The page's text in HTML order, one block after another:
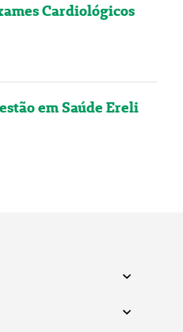
Cardiológicos
em Saúde Ereli